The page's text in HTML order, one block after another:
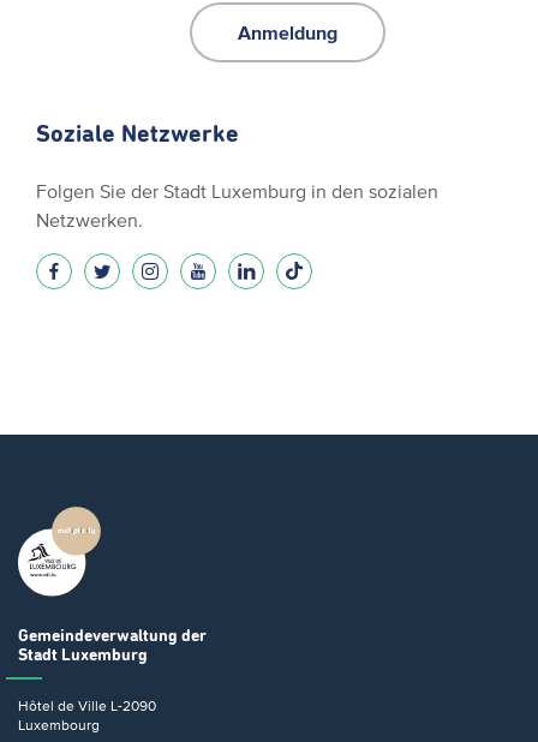
Anmeldung
Soziale Netzwerke
Folgen Sie der Stadt Luxemburg in den sozialen
Netzwerken.
Gemeindeverwaltung der
Stadt Luxemburg
Hôtel de Ville L-2090
Luxembourg